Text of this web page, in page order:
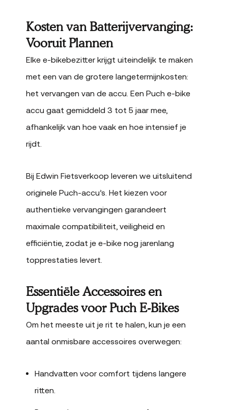
Kosten van Batterijvervanging:
Vooruit Plannen
Elke e-bikebezitter krijgt uiteindelijk te maken
met een van de grotere langetermijnkosten:
het vervangen van de accu. Een Puch e-bike
accu gaat gemiddeld 3 tot 5 jaar mee,
afhankelijk van hoe vaak en hoe intensief je
rijdt.
Bij Edwin Fietsverkoop leveren we uitsluitend
originele Puch-accu’s. Het kiezen voor
authentieke vervangingen garandeert
maximale compatibiliteit, veiligheid en
efficiëntie, zodat je e-bike nog jarenlang
topprestaties levert.
Essentiële Accessoires en
Upgrades voor Puch E-Bikes
Om het meeste uit je rit te halen, kun je een
aantal onmisbare accessoires overwegen:
Handvatten voor comfort tijdens langere
ritten.